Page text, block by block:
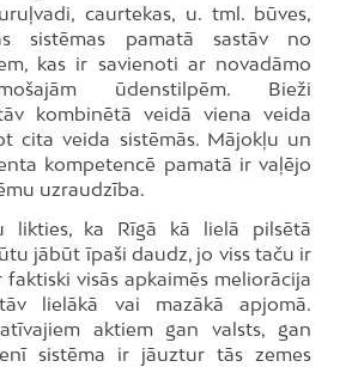
caurtekas, u. tml. būves,
sistēmas pamatā sastāv no
kas ir savienoti ar novadāmo
ūdenstilpēm. Bieži
kombinētā veidā viena veida
cita veida sistēmās. Mājokļu un
kompetencē pamatā ir vaļējo
uzraudzība.
likties, ka Rīgā kā lielā pilsētā
jābūt īpaši daudz, jo viss taču ir
visās apkaimēs meliorācija
lielākā vai mazākā apjomā.
aktiem gan valsts, gan
sistēma ir jāuztur tās zemes